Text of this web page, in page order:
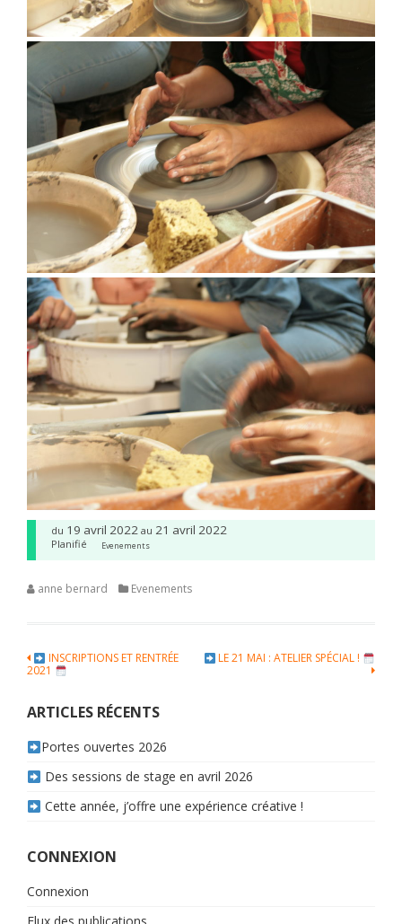
du 19 avril 2022 au 21 avril 2022
Planifié Evenements
anne bernard Evenements
Navigation
l’article
INSCRIPTIONS ET RENTRÉE
2021
LE 21 MAI : ATELIER SPÉCIAL !
ARTICLES RÉCENTS
Portes ouvertes 2026
Des sessions de stage en avril 2026
Cette année, j’offre une expérience créative !
CONNEXION
Connexion